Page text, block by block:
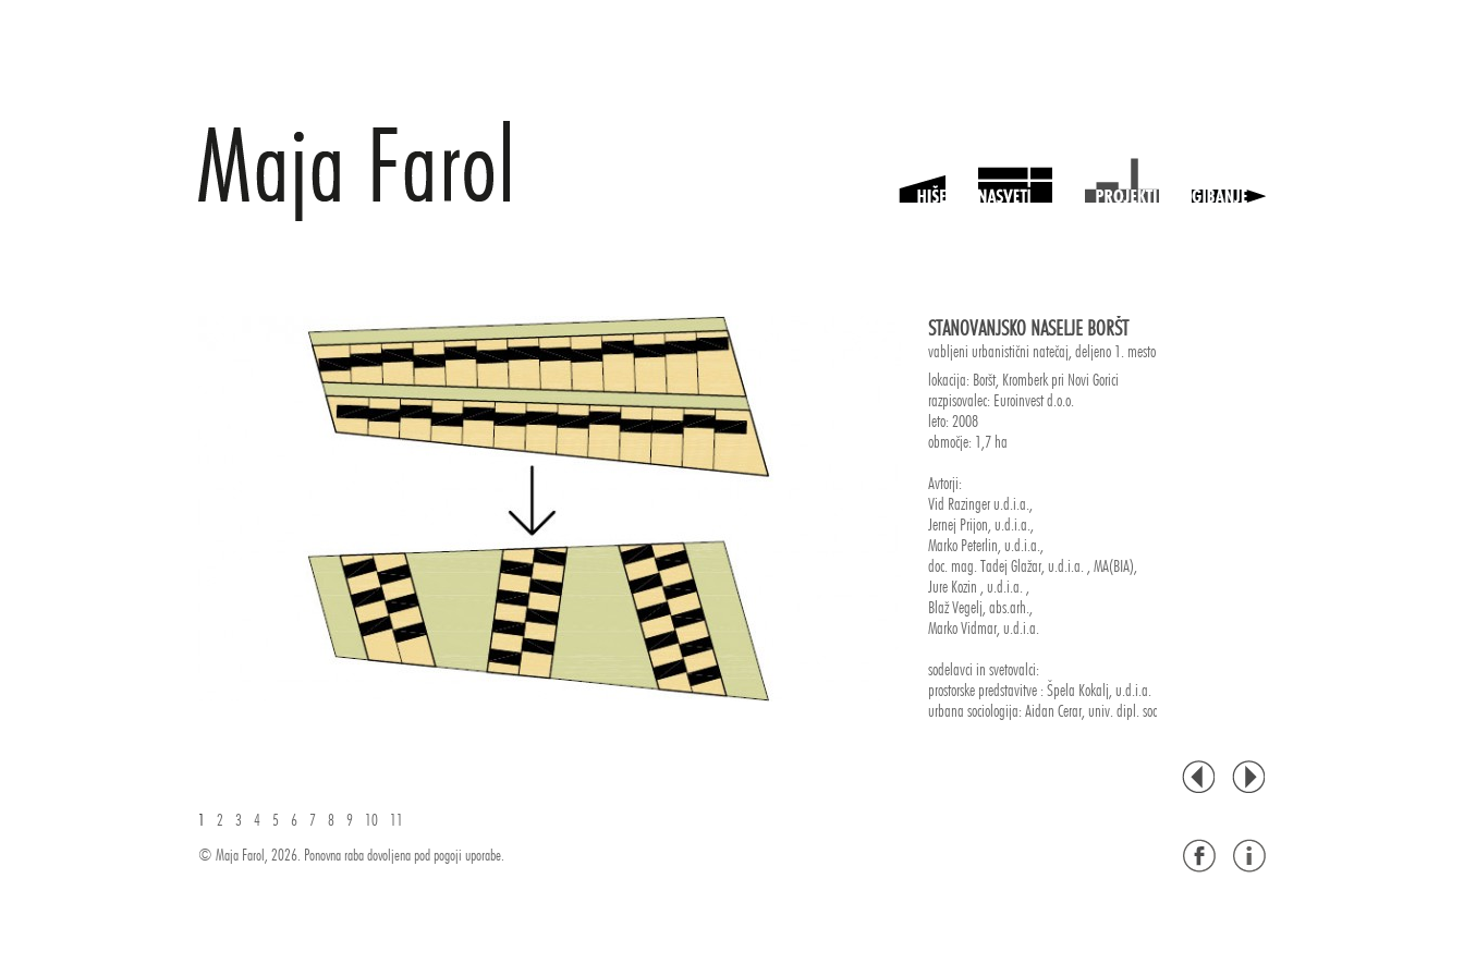
STANOVANJSKO NASELJE BORŠT
vabljeni urbanistični natečaj, deljeno 1. mesto
lokacija: Boršt, Kromberk pri Novi Gorici
razpisovalec: Euroinvest d.o.o.
leto: 2008
območje: 1,7 ha
Avtorji:
Vid Razinger u.d.i.a.,
Jernej Prijon, u.d.i.a.,
Marko Peterlin, u.d.i.a.,
doc. mag. Tadej Glažar, u.d.i.a. , MA(BIA),
Jure Kozin , u.d.i.a. ,
Blaž Vegelj, abs.arh.,
Marko Vidmar, u.d.i.a.
sodelavci in svetovalci:
prostorske predstavitve : Špela Kokalj, u.d.i.a.
urbana sociologija: Aidan Cerar, univ. dipl. soc
Gradnja individualnih stanovanjskih hiš - Kljub razmeroma
precejšnjemu predvidenemu številu enot, smo predvideli
postavitev izključno individualnih hiš. Zasnova, ki bi
vključevala večstanovanjske objekte, po naši oceni predstavlja
2 3 4 5 6 7 8 9 10
© Maja Farol, 2026. Ponovna raba dovoljena pod pogoji uporabe.